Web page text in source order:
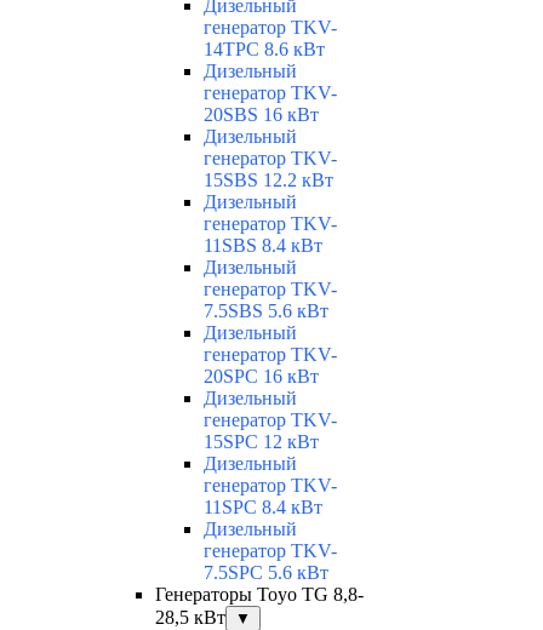
Дизельный
генератор TKV-
14TPC 8.6 кВт
Дизельный
генератор TKV-
20SBS 16 кВт
Дизельный
генератор TKV-
15SBS 12.2 кВт
Дизельный
генератор TKV-
11SBS 8.4 кВт
Дизельный
генератор TKV-
7.5SBS 5.6 кВт
Дизельный
генератор TKV-
20SPC 16 кВт
Дизельный
генератор TKV-
15SPC 12 кВт
Дизельный
генератор TKV-
11SPC 8.4 кВт
Дизельный
генератор TKV-
7.5SPC 5.6 кВт
Генераторы Toyo TG 8,8-
28,5 кВт
▼